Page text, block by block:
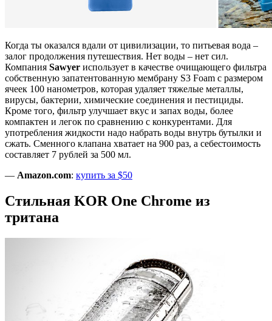
Когда ты оказался вдали от цивилизации, то питьевая вода –
залог продолжения путешествия. Нет воды – нет сил.
Компания Sawyer использует в качестве очищающего фильтра
собственную запатентованную мембрану S3 Foam с размером
ячеек 100 нанометров, которая удаляет тяжелые металлы,
вирусы, бактерии, химические соединения и пестициды.
Кроме того, фильтр улучшает вкус и запах воды, более
компактен и легок по сравнению с конкурентами. Для
употребления жидкости надо набрать воды внутрь бутылки и
сжать. Сменного клапана хватает на 900 раз, а себестоимость
составляет 7 рублей за 500 мл.
— Amazon.com: купить за $50
Стильная KOR One Chrome из
тритана